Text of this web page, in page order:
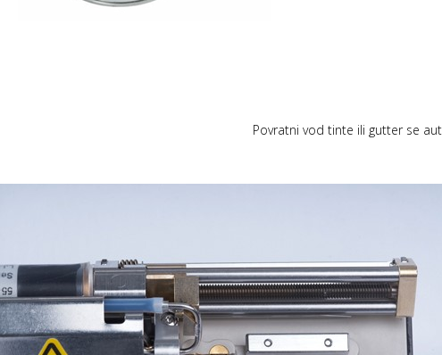
Povratni vod tinte ili gutter se